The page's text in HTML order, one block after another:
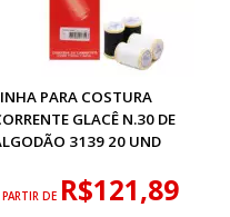
PARA COSTURA
GLACÊ N.30 DE
3139 20 UND
DE R$121,89